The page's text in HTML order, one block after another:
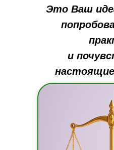
Это Ваш
и